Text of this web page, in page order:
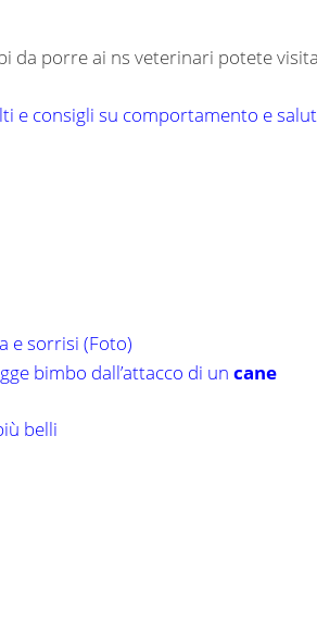
da porre ai ns veterinari potete
e consigli su comportamento e
e sorrisi (Foto)
bimbo dall’attacco di un cane
belli